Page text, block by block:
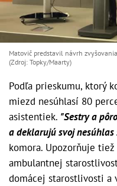
Matovič predstavil návrh
(Zdroj: Topky/Maarty)
Podľa prieskumu, ktorý
miezd nesúhlasí 80
asistentiek. "Sestry a
a deklarujú svoj
komora. Upozorňuje
ambulantnej
domácej starostlivosti a